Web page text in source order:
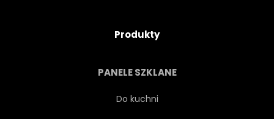
Produkty
PANELE SZKLANE
Do kuchni